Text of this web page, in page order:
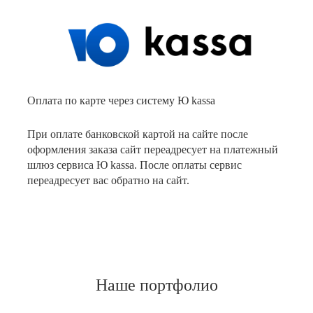
Оплата по карте через систему Ю kassa
При оплате банковской картой на сайте после
оформления заказа сайт переадресует на платежный
шлюз сервиса Ю kassa. После оплаты сервис
переадресует вас обратно на сайт.
Наше портфолио